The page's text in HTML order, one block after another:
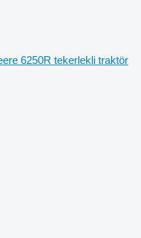
6250R tekerlekli traktör